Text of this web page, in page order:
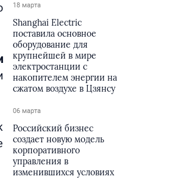
18 марта
Shanghai Electric
поставила основное
оборудование для
крупнейшей в мире
электростанции с
накопителем энергии на
сжатом воздухе в Цзянсу
06 марта
Российский бизнес
создает новую модель
корпоративного
управления в
изменившихся условиях